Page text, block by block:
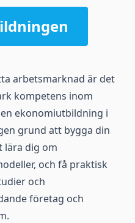
arbetsmarknad är det
kompetens inom
ekonomiutbildning i
grund att bygga din
lära dig om
och få praktisk
och
företag och